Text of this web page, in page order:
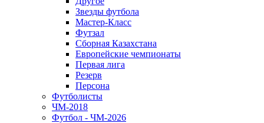
Звезды футбола
Мастер-Класс
Футзал
Сборная Казахстана
Европейские чемпионаты
Первая лига
Резерв
Персона
Футболисты
ЧМ-2018
Футбол - ЧМ-2026